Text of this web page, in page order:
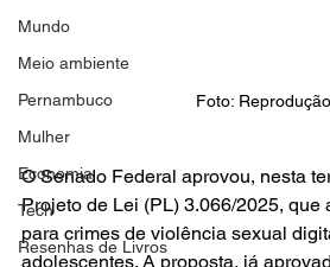
Mundo
Meio ambiente
Pernambuco
Mulher
Economia
Tech
Resenhas de Livros
Foto: Reprodução
O Senado Federal aprovou, nesta
Projeto de Lei (PL) 3.066/2025, que
para crimes de violência sexual
adolescentes. A proposta, já